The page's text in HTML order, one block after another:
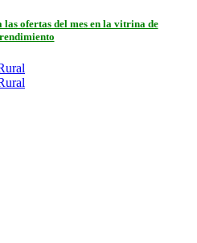
ofertas del mes en la vitrina de